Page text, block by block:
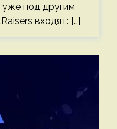
под другим
входят: […]